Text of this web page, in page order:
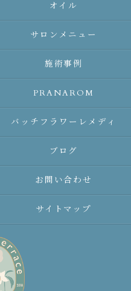
オイル
サロンメニュー
施術事例
PRANAROM
バッチフラワーレメディ
ブログ
お問い合わせ
サイトマップ